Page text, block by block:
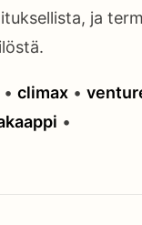
ja
• climax •
•